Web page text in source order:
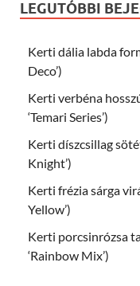
LEGUTÓBBI
Kerti dália labda
Deco’)
Kerti verbéna
‘Temari Series’)
Kerti díszcsillag
Knight’)
Kerti frézia sárga
Yellow’)
Kerti porcsinrózsa
‘Rainbow Mix’)